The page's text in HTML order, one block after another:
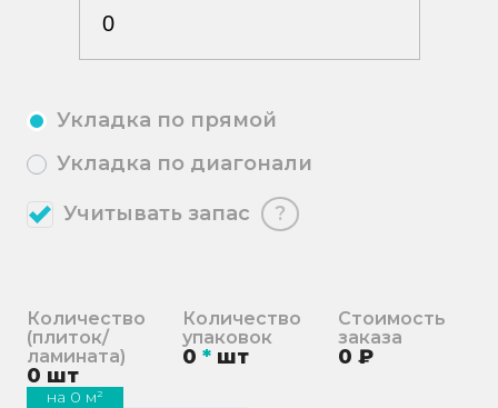
Укладка по прямой
Укладка по диагонали
Учитывать запас ?
Количество
(плиток/
ламината)
0 шт
на 0 м²
Количество
упаковок
0 * шт
Стоимость
заказа
0 ₽